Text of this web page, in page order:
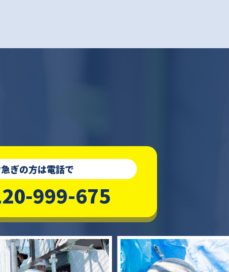
ぎの方は電話で
999-675